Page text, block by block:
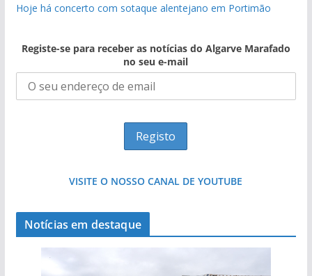
Hoje há concerto com sotaque alentejano em Portimão
Registe-se para receber as notícias do Algarve Marafado
no seu e-mail
VISITE O NOSSO CANAL DE YOUTUBE
Notícias em destaque